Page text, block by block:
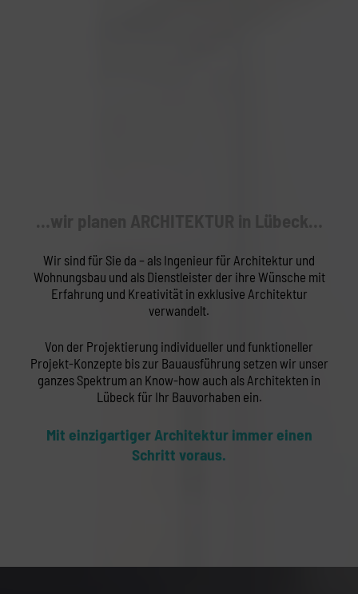
Wir sind für Sie da – als Ingenieur für Architektur und
Wohnungsbau und als Dienstleister der ihre Wünsche mit
Erfahrung und Kreativität in exklusive Architektur
verwandelt.
Von der Projektierung individueller und funktioneller
Projekt-Konzepte bis zur Bauausführung setzen wir unser
ganzes Spektrum an Know-how auch als Architekten in
Lübeck für Ihr Bauvorhaben ein.
Mit einzigartiger Architektur immer einen
Schritt voraus.